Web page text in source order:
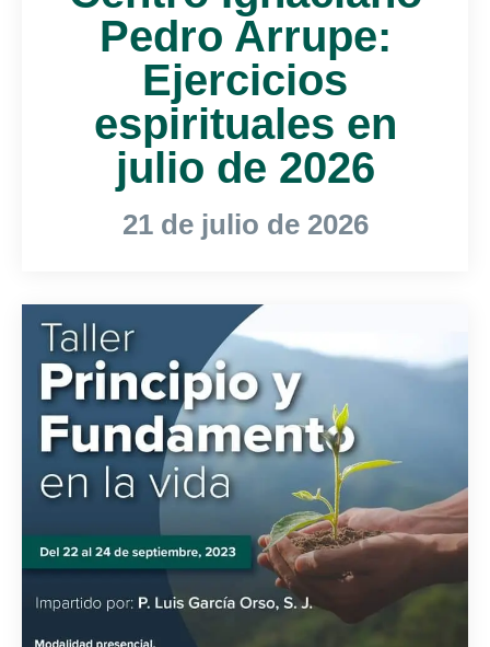
Pedro Arrupe:
Ejercicios
espirituales en
julio de 2026
21 de julio de 2026